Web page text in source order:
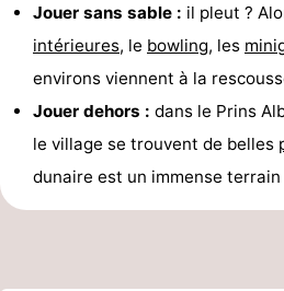
Jouer sans sable : il pleut ?
intérieures, le bowling, les
environs viennent à la
Jouer dehors : dans le Prins
le village se trouvent de belles
dunaire est un immense